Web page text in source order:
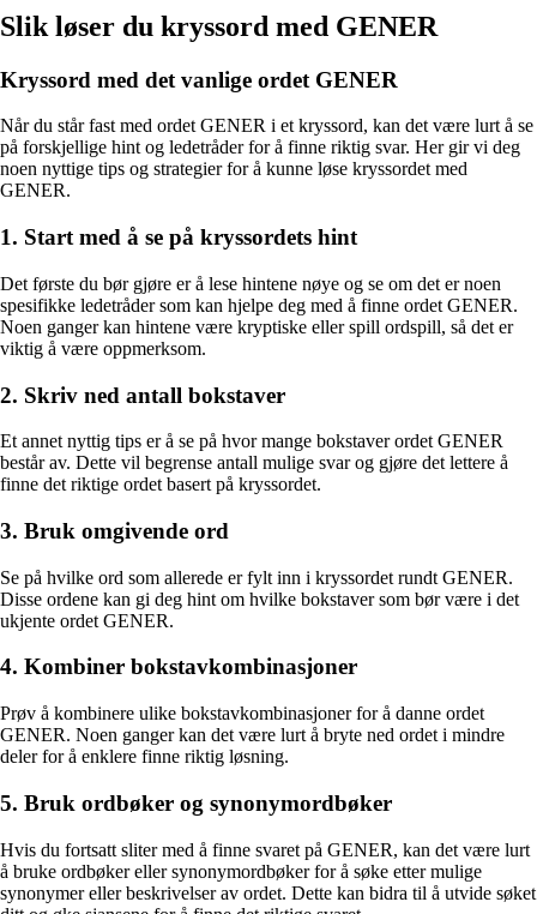
Slik løser du kryssord med GENER
Kryssord med det vanlige ordet GENER
Når du står fast med ordet GENER i et kryssord, kan det være lurt å se
på forskjellige hint og ledetråder for å finne riktig svar. Her gir vi deg
noen nyttige tips og strategier for å kunne løse kryssordet med
GENER.
1. Start med å se på kryssordets hint
Det første du bør gjøre er å lese hintene nøye og se om det er noen
spesifikke ledetråder som kan hjelpe deg med å finne ordet GENER.
Noen ganger kan hintene være kryptiske eller spill ordspill, så det er
viktig å være oppmerksom.
2. Skriv ned antall bokstaver
Et annet nyttig tips er å se på hvor mange bokstaver ordet GENER
består av. Dette vil begrense antall mulige svar og gjøre det lettere å
finne det riktige ordet basert på kryssordet.
3. Bruk omgivende ord
Se på hvilke ord som allerede er fylt inn i kryssordet rundt GENER.
Disse ordene kan gi deg hint om hvilke bokstaver som bør være i det
ukjente ordet GENER.
4. Kombiner bokstavkombinasjoner
Prøv å kombinere ulike bokstavkombinasjoner for å danne ordet
GENER. Noen ganger kan det være lurt å bryte ned ordet i mindre
deler for å enklere finne riktig løsning.
5. Bruk ordbøker og synonymordbøker
Hvis du fortsatt sliter med å finne svaret på GENER, kan det være lurt
å bruke ordbøker eller synonymordbøker for å søke etter mulige
synonymer eller beskrivelser av ordet. Dette kan bidra til å utvide søket